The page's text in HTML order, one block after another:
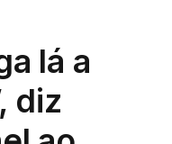
lá a
diz